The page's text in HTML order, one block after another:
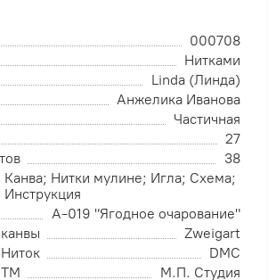
000708
Нитками
Linda (Линда)
Анжелика Иванова
Частичная
27
38
Канва; Нитки мулине; Игла; Схема;
Инструкция
А-019 "Ягодное очарование"
Zweigart
DMC
ТМ
М.П. Студия